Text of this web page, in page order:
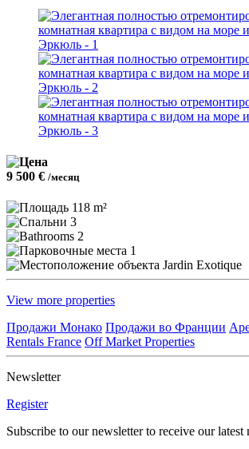
9 500 € /месяц
118 m²
3
2
1
Jardin Exotique
View more properties
Продажи Монако Продажи во Франции
Rentals France Off Market Properties
Newsletter
Register
Subscribe to our newsletter to receive our latest